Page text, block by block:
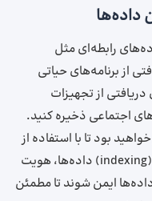
داده‌ها
رابطه‌ای مثل
از برنامه‌های حیاتی
از تجهیزات
اجتماعی ذخیره کنید.
بود تا با استفاده از
crawling، فهرست‌بندی و شاخص‌گذاری (indexing) داده‌ها، هویت
ایمن شوند تا مطمئن